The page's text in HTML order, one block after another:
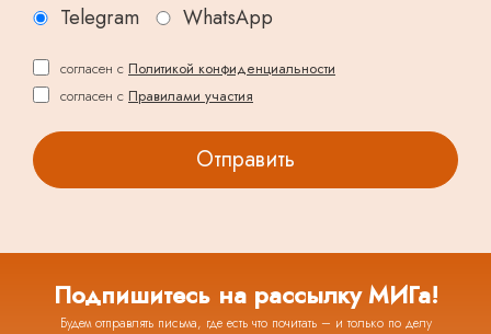
Telegram WhatsApp
согласен с Политикой конфиденциальности
согласен с Правилами участия
Подпишитесь на рассылку МИГа!
Будем отправлять письма, где есть что почитать – и только по делу